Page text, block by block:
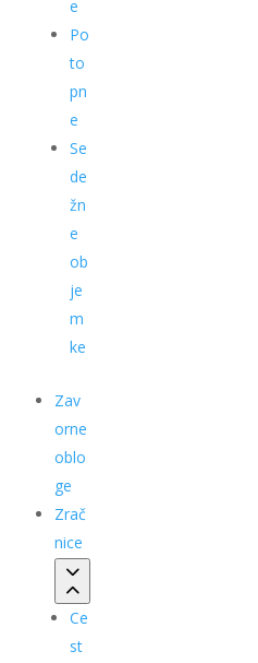
e
Po
to
pn
e
Se
de
žn
e
ob
je
m
ke
Zav
orne
oblo
ge
Zrač
nice
Ce
st